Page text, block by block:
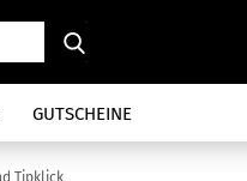
GUTSCHEINE
Tipklick